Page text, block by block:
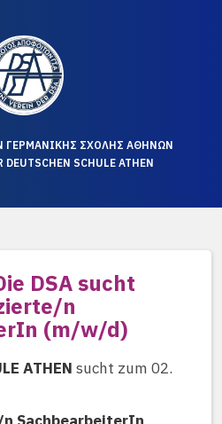
ΓΕΡΜΑΝΙΚΗΣ ΣΧΟΛΗΣ ΑΘΗΝΩΝ
SCHULE ATHEN
DSA sucht
n
(m/w/d)
ATHEN sucht zum 02.